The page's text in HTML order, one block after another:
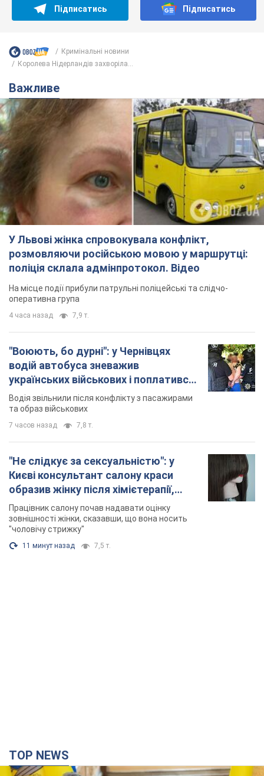
Підписатись Підписатись
Кримінальні новини
Королева Нідерландів захворіла...
Важливе
У Львові жінка спровокувала конфлікт,
розмовляючи російською мовою у маршрутці:
поліція склала адмінпротокол. Відео
На місце події прибули патрульні поліцейські та слідчо-
оперативна група
4 часа назад 7,9 т.
"Воюють, бо дурні": у Чернівцях
водій автобуса зневажив
українських військових і поплатився.
Відео
Водія звільнили після конфлікту з пасажирами
та образ військових
7 часов назад 7,8 т.
"Не слідкує за сексуальністю": у
Києві консультант салону краси
образив жінку після хімієтерапії,
розгорівся скандал. Фото
Працівник салону почав надавати оцінку
зовнішності жінки, сказавши, що вона носить
"чоловічу стрижку"
11 минут назад 7,5 т.
TOP NEWS